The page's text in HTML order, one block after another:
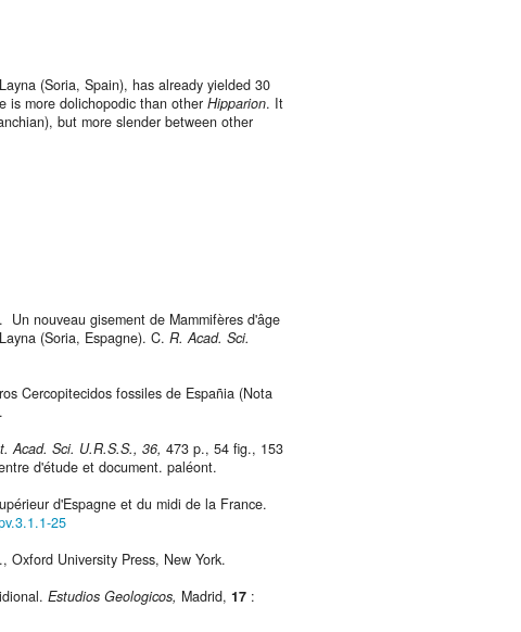
(Soria, Spain), has already yielded 30
is more dolichopodic than other Hipparion. It
but more slender between other
nouveau gisement de Mammifères d'âge
(Soria, Espagne). C. R. Acad. Sci.
Cercopitecidos fossiles de Españia (Nota
Acad. Sci. U.R.S.S., 36, 473 p., 54 fig., 153
d'étude et document. paléont.
d'Espagne et du midi de la France.
25
University Press, New York.
Estudios Geologicos, Madrid, 17 :